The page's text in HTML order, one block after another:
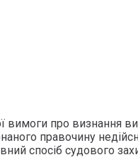
вимоги про визнання
правочину
спосіб судового